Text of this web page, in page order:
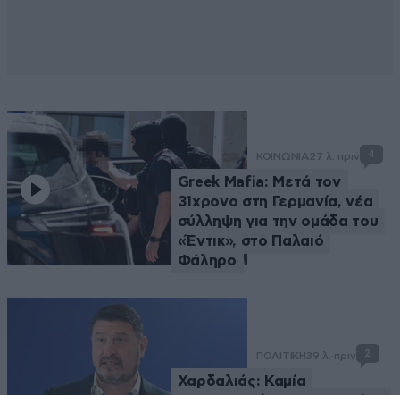
ΚΟΙΝΩΝΙΑ27 λ. πριν 4
Greek Mafia: Μετά τον
31χρονο στη Γερμανία, νέα
σύλληψη για την ομάδα του
«Έντικ», στο Παλαιό
Φάληρο
ΠΟΛΙΤΙΚΗ39 λ. πριν 2
Χαρδαλιάς: Καμία